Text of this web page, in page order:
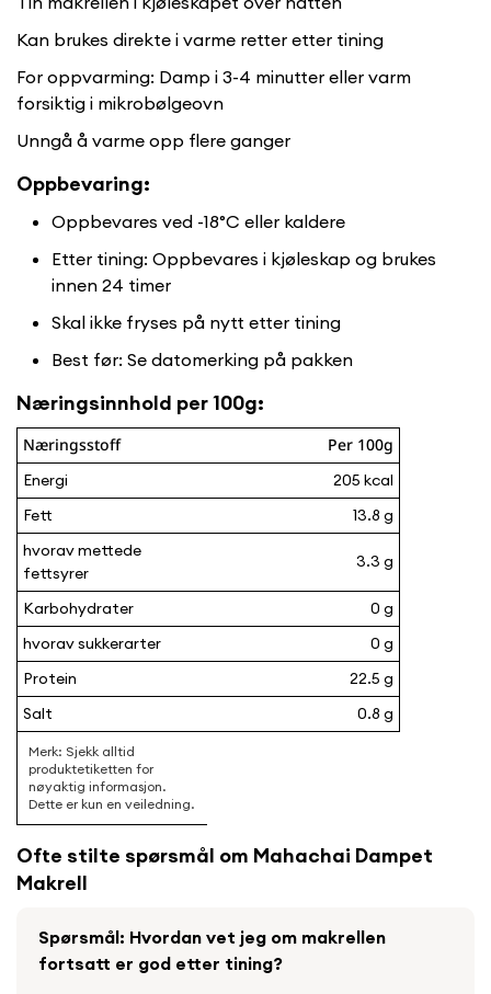
Kan brukes direkte i varme retter etter tining
For oppvarming: Damp i 3-4 minutter eller varm
forsiktig i mikrobølgeovn
Unngå å varme opp flere ganger
Oppbevaring:
Oppbevares ved -18°C eller kaldere
Etter tining: Oppbevares i kjøleskap og brukes
innen 24 timer
Skal ikke fryses på nytt etter tining
Best før: Se datomerking på pakken
Næringsinnhold per 100g:
Næringsstoff Per 100g
Energi
205 kcal
Fett
13.8 g
hvorav mettede
fettsyrer
3.3 g
Karbohydrater
0 g
hvorav sukkerarter
0 g
Protein
22.5 g
Salt
0.8 g
Ofte stilte spørsmål om Mahachai Dampet
Makrell
Spørsmål: Hvordan vet jeg om makrellen
fortsatt er god etter tining?
Are you 18 years old or older?
Yes, I am